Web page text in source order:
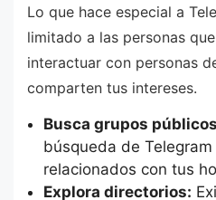
Lo que hace especial a
limitado a las personas
interactuar con personas
comparten tus intereses.
Busca grupos
búsqueda de
relacionados con tus
Explora directorios: